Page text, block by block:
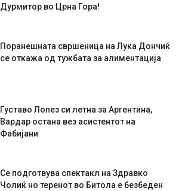
Дурмитор во Црна Гора!
Поранешната свршеница на Лука Дончиќ
се откажа од тужбата за алиментација
Густаво Лопез си летна за Аргентина,
Вардар остана вез асистентот на
Фабијани
Се подготвува спектакл на Здравко
Чолиќ но теренот во Битола е безбеден